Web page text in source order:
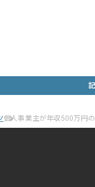
個人事業主が年収500万円